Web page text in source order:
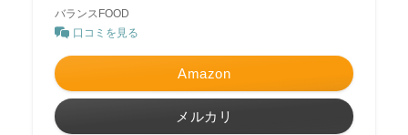
バランスFOOD
口コミを見る
Amazon
メルカリ